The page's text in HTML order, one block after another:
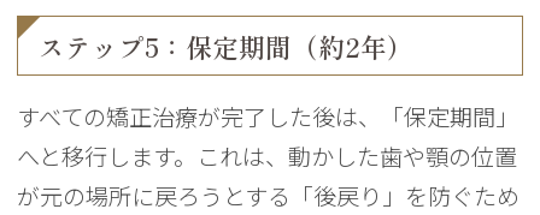
ステップ5：保定期間（約2年）
すべての矯正治療が完了した後は、「保定期間」
へと移行します。これは、動かした歯や顎の位置
が元の場所に戻ろうとする「後戻り」を防ぐため